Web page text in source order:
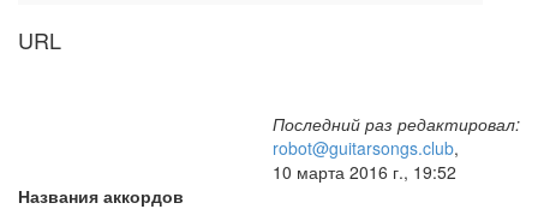
URL
Последний раз редактировал:
robot@guitarsongs.club,
10 марта 2016 г., 19:52
Названия аккордов